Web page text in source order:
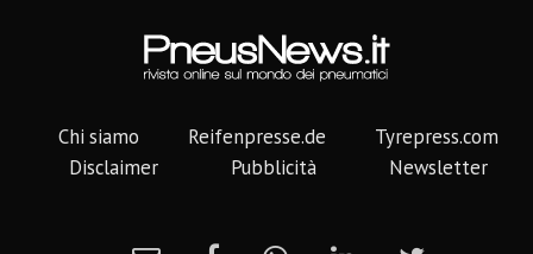
Chi siamo Reifenpresse.de
Tyrepress.com
Disclaimer
Pubblicità Newsletter